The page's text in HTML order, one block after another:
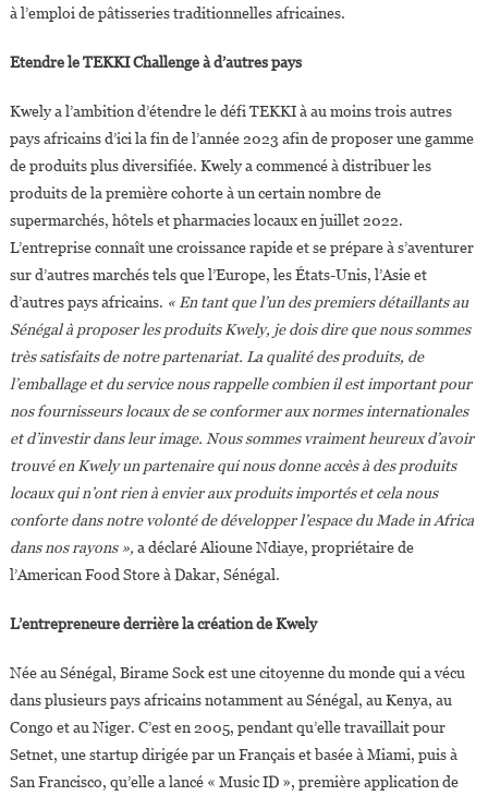
à l’emploi de pâtisseries traditionnelles africaines.
Etendre le TEKKI Challenge à d’autres pays
Kwely a l’ambition d’étendre le défi TEKKI à au moins trois autres
pays africains d’ici la fin de l’année 2023 afin de proposer une gamme
de produits plus diversifiée. Kwely a commencé à distribuer les
produits de la première cohorte à un certain nombre de
supermarchés, hôtels et pharmacies locaux en juillet 2022.
L’entreprise connaît une croissance rapide et se prépare à s’aventurer
sur d’autres marchés tels que l’Europe, les États-Unis, l’Asie et
d’autres pays africains. « En tant que l’un des premiers détaillants au
Sénégal à proposer les produits Kwely, je dois dire que nous sommes
très satisfaits de notre partenariat. La qualité des produits, de
l’emballage et du service nous rappelle combien il est important pour
nos fournisseurs locaux de se conformer aux normes internationales
et d’investir dans leur image. Nous sommes vraiment heureux d’avoir
trouvé en Kwely un partenaire qui nous donne accès à des produits
locaux qui n’ont rien à envier aux produits importés et cela nous
conforte dans notre volonté de développer l’espace du Made in Africa
dans nos rayons », a déclaré Alioune Ndiaye, propriétaire de
l’American Food Store à Dakar, Sénégal.
L’entrepreneure derrière la création de Kwely
Née au Sénégal, Birame Sock est une citoyenne du monde qui a vécu
dans plusieurs pays africains notamment au Sénégal, au Kenya, au
Congo et au Niger. C’est en 2005, pendant qu’elle travaillait pour
Setnet, une startup dirigée par un Français et basée à Miami, puis à
San Francisco, qu’elle a lancé « Music ID », première application de